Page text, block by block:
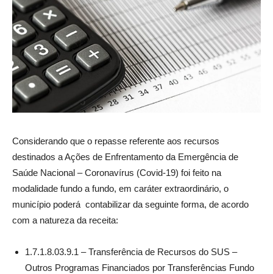
Considerando que o repasse referente aos recursos
destinados a Ações de Enfrentamento da Emergência de
Saúde Nacional – Coronavírus (Covid-19) foi feito na
modalidade fundo a fundo, em caráter extraordinário, o
município poderá contabilizar da seguinte forma, de acordo
com a natureza da receita:
1.7.1.8.03.9.1 – Transferência de Recursos do SUS –
Outros Programas Financiados por Transferências Fundo